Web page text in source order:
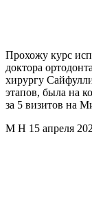
Прохожу курс
доктора
хирургу
этапов, была на
за 5 визитов на
М Н 15 апреля